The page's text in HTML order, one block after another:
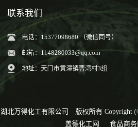
联系我们
电话：15377098680 （微信同号）
邮箱： 1148280033@qq.com
地址：天门市黄潭镇曹湾村3组
湖北万得化工有限公司 版权所有 Copyright
盖德化工网
食品商务